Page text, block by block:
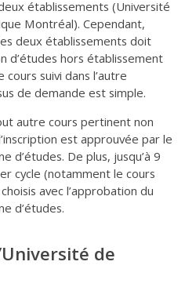
établissements (Université
Montréal). Cependant,
deux établissements doit
d’études hors établissement
cours suivi dans l’autre
de demande est simple.
autre cours pertinent non
est approuvée par le
d’études. De plus, jusqu’à 9
cycle (notamment le cours
avec l’approbation du
d’études.
de